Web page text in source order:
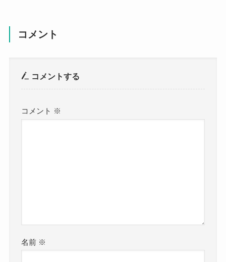
コメント
コメントする
コメント ※
名前 ※